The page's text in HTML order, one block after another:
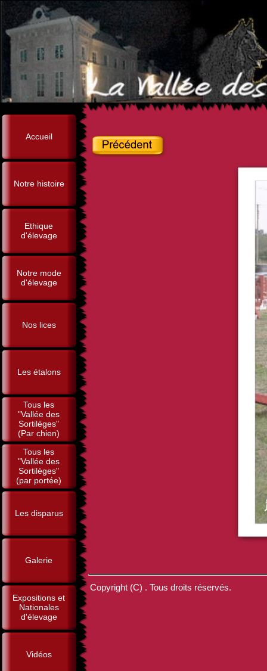
Accueil
Notre histoire
Ethique
d'élevage
Notre mode
d'élevage
Nos lices
Les étalons
Tous les
"Vallée des
Sortilèges"
(Par chien)
Tous les
"Vallée des
Sortilèges"
(par portée)
Les disparus
Galerie
Expositions et
Nationales
d'élevage
Vidéos
Copyright (C) . Tous droits réservés.